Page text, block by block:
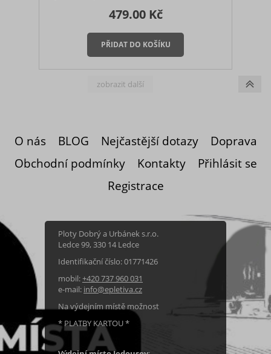
plotů. Použití: průběžný, počáteční i
koncový sloupek pro panelové oplocení
nebo pletivo. Součástí sloupku je černá
plastová čepička. Montáž sloupku Sloupek
můžete zabetonovat do země, zasadit do
zemních vrutů nebo ukotvit na patky. V
případě betonování myslete na to, abyste
479.00 Kč
O nás BLOG Nejčastější dotazy
Doprava
Obchodní podmínky
Kontakty
Přihlásit se
Registrace
Ploty Dobrý a Urbánek s.r.o.
Ledce 99, 330 14 Ledce
Identifikační číslo: 01771426
mobil:+420 737 960 031
e-mail: info@epletiva.cz
Na výdejním místě možnost
* PLATBY KARTOU *